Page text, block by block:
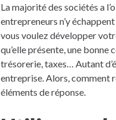
La majorité des sociétés a
entrepreneurs n’y
vous voulez développer
qu’elle présente, une
trésorerie, taxes… Autant
entreprise. Alors, comment
éléments de réponse.